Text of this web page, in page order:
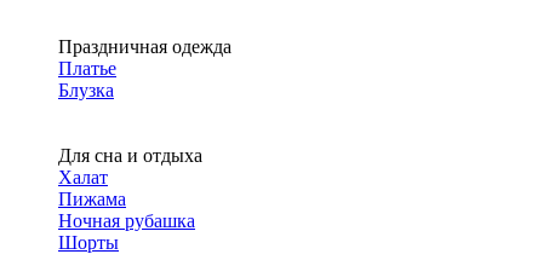
Праздничная одежда
Платье
Блузка
Для сна и отдыха
Халат
Пижама
Ночная рубашка
Шорты